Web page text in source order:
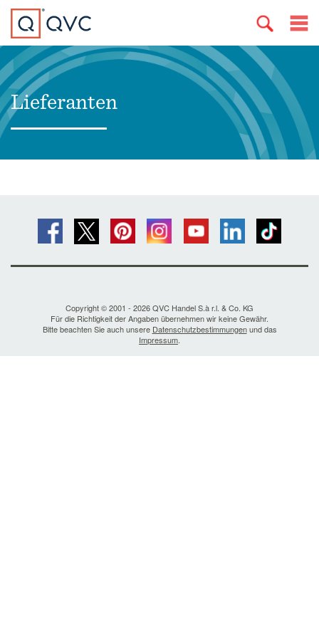
Lieferanten
Copyright © 2001 - 2026 QVC Handel S.à r.l. & Co. KG
Für die Richtigkeit der Angaben übernehmen wir keine Gewähr.
Bitte beachten Sie auch unsere Datenschutzbestimmungenund das
Impressum.